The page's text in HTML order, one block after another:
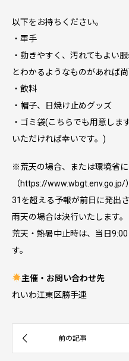
以下をお持ちください。
・軍手
・動きやすく、汚れてもよい
とわかるようなものがあれば
・飲料
・帽子、日焼け止めグッズ
・ゴミ袋(こちらでも用意しま
いただければ幸いです。)
※荒天の場合、または環境省
（https://
31を超える予報が前日に発出
雨天の場合は決行いたします。
荒天・熱暑中止時は、当日
す。
主催・お問い合わせ先
れいわ江東区勝手連